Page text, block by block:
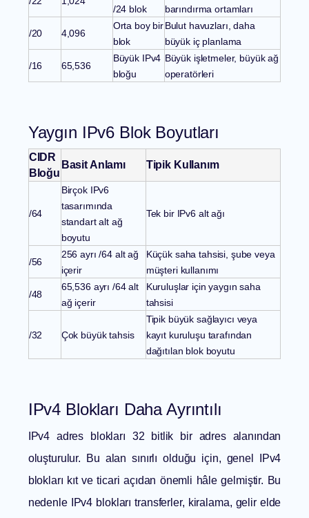
/24 blok barındırma ortamları
/20 4,096
Orta boy bir
blok
Bulut havuzları, daha
büyük iç planlama
/16 65,536
Büyük IPv4
bloğu
Büyük işletmeler, büyük ağ
operatörleri
Yaygın IPv6 Blok Boyutları
CIDR
Bloğu
Basit Anlamı Tipik Kullanım
/64
Birçok IPv6
tasarımında
standart alt ağ
boyutu
Tek bir IPv6 alt ağı
/56
256 ayrı /64 alt ağ
içerir
Küçük saha tahsisi, şube veya
müşteri kullanımı
/48
65,536 ayrı /64 alt
ağ içerir
Kuruluşlar için yaygın saha
tahsisi
/32 Çok büyük tahsis
Tipik büyük sağlayıcı veya
kayıt kuruluşu tarafından
dağıtılan blok boyutu
IPv4 Blokları Daha Ayrıntılı
IPv4 adres blokları 32 bitlik bir adres alanından
oluşturulur. Bu alan sınırlı olduğu için, genel IPv4
blokları kıt ve ticari açıdan önemli hâle gelmiştir. Bu
nedenle IPv4 blokları transferler, kiralama, gelir elde